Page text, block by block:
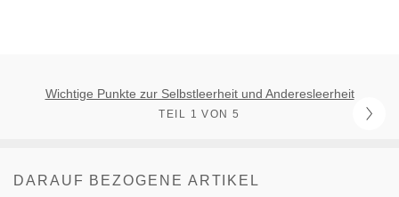
Wichtige Punkte zur Selbstleerheit und Anderesleerheit
TEIL 1 VON 5
DARAUF BEZOGENE ARTIKEL